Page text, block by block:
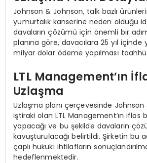
Johnson & Johnson, talk bazlı
yumurtalık kanserine neden olduğu
davaların çözümü için önemli bir
planına göre, davacılara 25 yıl içinde
milyar dolar ödeme yapılması
LTL Management’ın
Uzlaşma
Uzlaşma planı çerçevesinde Johnson
iştiraki olan LTL Management’ın iflas
yapacağı ve bu şekilde davaların
kavuşturulacağı belirtildi. Şirketin bu
çaplı hukuki ihtilafların
hedeflenmektedir.